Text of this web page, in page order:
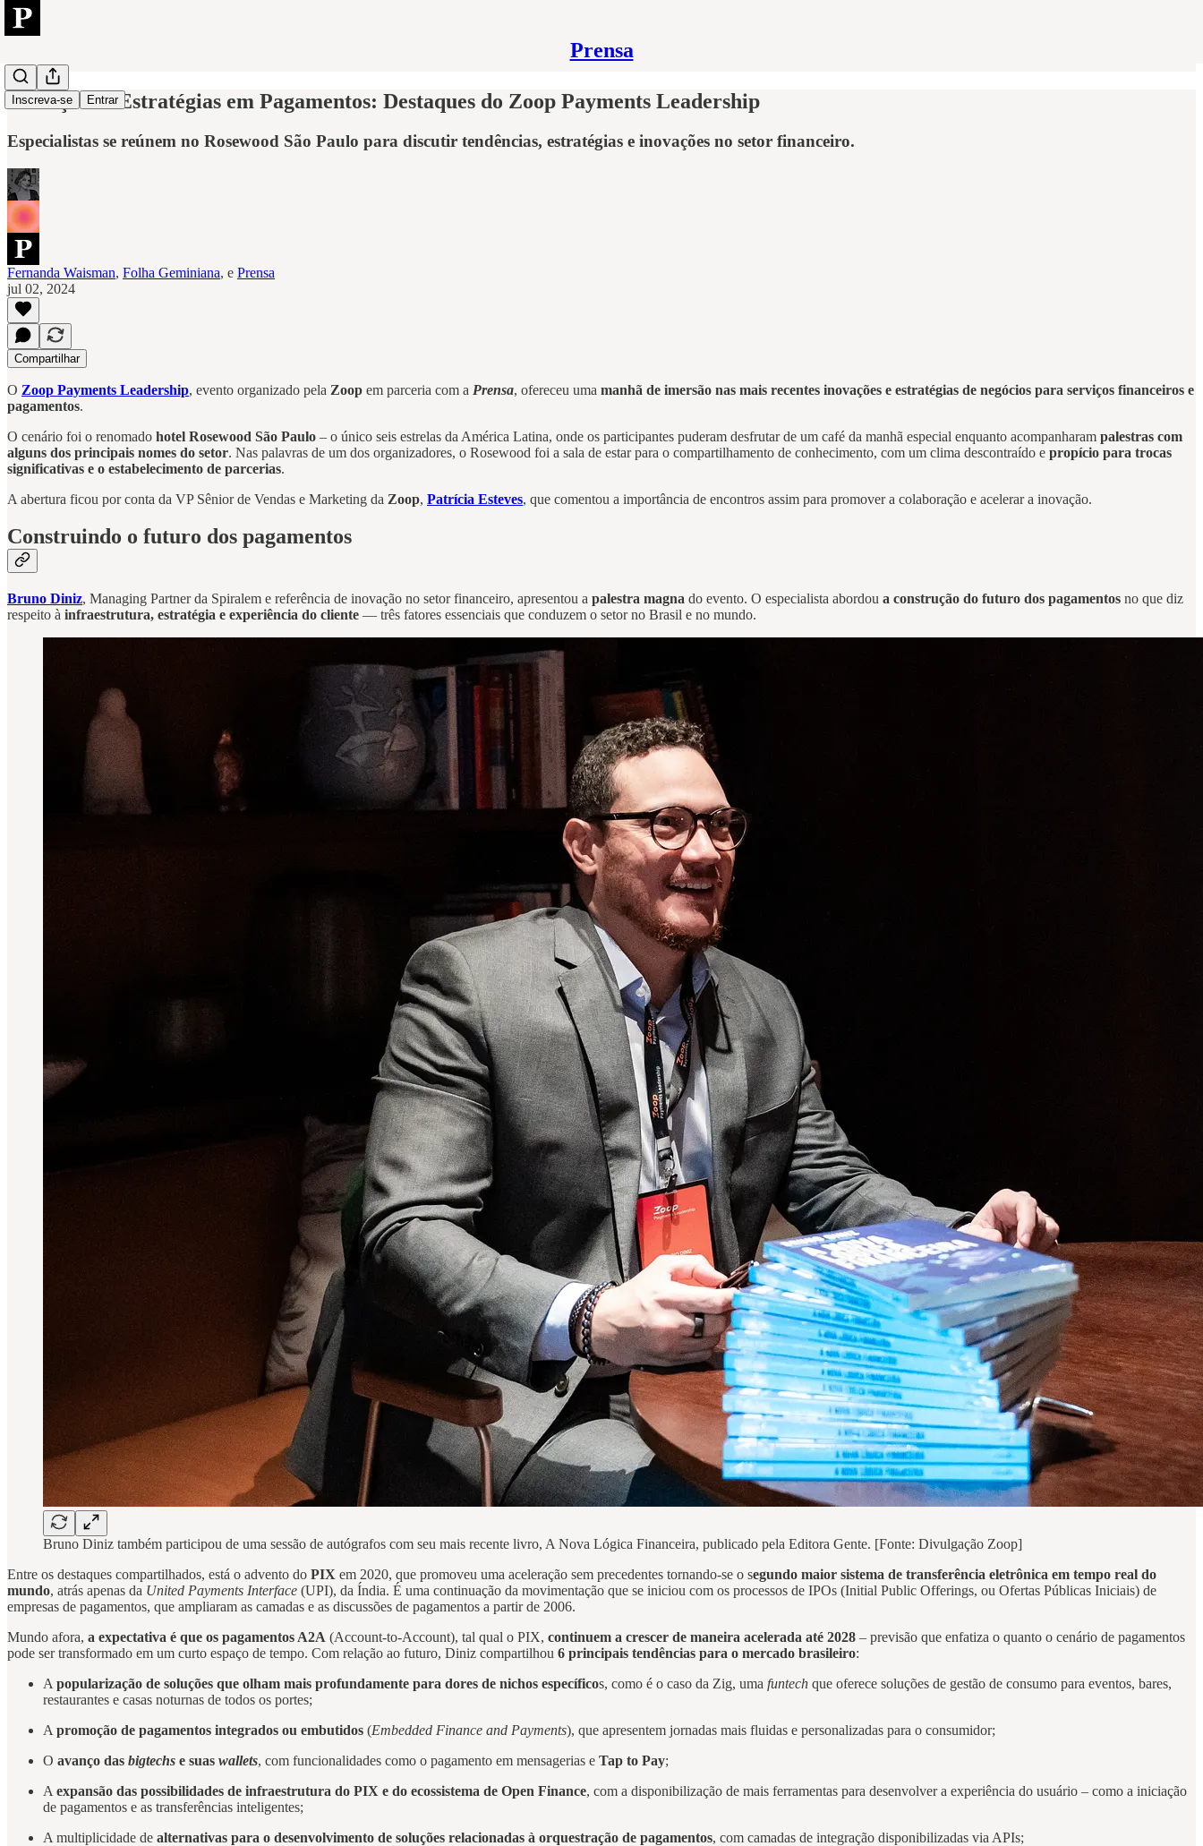
Prensa
Inscreva-se Entrar
Inovações e Estratégias em Pagamentos: Destaques do Zoop Payments Leadership
Especialistas se reúnem no Rosewood São Paulo para discutir tendências, estratégias e inovações no setor financeiro.
Fernanda Waisman, Folha Geminiana, e Prensa
jul 02, 2024
Compartilhar
O Zoop Payments Leadership, evento organizado pela Zoop em parceria com a Prensa, ofereceu uma manhã de imersão nas mais recentes inovações e estratégias de negócios para serviços financeiros e
pagamentos.
O cenário foi o renomado hotel Rosewood São Paulo – o único seis estrelas da América Latina, onde os participantes puderam desfrutar de um café da manhã especial enquanto acompanharam palestras com
alguns dos principais nomes do setor. Nas palavras de um dos organizadores, o Rosewood foi a sala de estar para o compartilhamento de conhecimento, com um clima descontraído e propício para trocas
significativas e o estabelecimento de parcerias.
A abertura ficou por conta da VP Sênior de Vendas e Marketing da Zoop, Patrícia Esteves, que comentou a importância de encontros assim para promover a colaboração e acelerar a inovação.
Construindo o futuro dos pagamentos
Bruno Diniz, Managing Partner da Spiralem e referência de inovação no setor financeiro, apresentou a palestra magna do evento. O especialista abordou a construção do futuro dos pagamentos no que diz
respeito à infraestrutura, estratégia e experiência do cliente — três fatores essenciais que conduzem o setor no Brasil e no mundo.
Bruno Diniz também participou de uma sessão de autógrafos com seu mais recente livro, A Nova Lógica Financeira, publicado pela Editora Gente. [Fonte: Divulgação Zoop]
Entre os destaques compartilhados, está o advento do PIX em 2020, que promoveu uma aceleração sem precedentes tornando-se o segundo maior sistema de transferência eletrônica em tempo real do
mundo, atrás apenas da United Payments Interface (UPI), da Índia. É uma continuação da movimentação que se iniciou com os processos de IPOs (Initial Public Offerings, ou Ofertas Públicas Iniciais) de
empresas de pagamentos, que ampliaram as camadas e as discussões de pagamentos a partir de 2006.
Mundo afora, a expectativa é que os pagamentos A2A (Account-to-Account), tal qual o PIX, continuem a crescer de maneira acelerada até 2028 – previsão que enfatiza o quanto o cenário de pagamentos
pode ser transformado em um curto espaço de tempo. Com relação ao futuro, Diniz compartilhou 6 principais tendências para o mercado brasileiro:
A popularização de soluções que olham mais profundamente para dores de nichos específicos, como é o caso da Zig, uma funtech que oferece soluções de gestão de consumo para eventos, bares,
restaurantes e casas noturnas de todos os portes;
A promoção de pagamentos integrados ou embutidos (Embedded Finance and Payments), que apresentem jornadas mais fluidas e personalizadas para o consumidor;
O avanço das bigtechs e suas wallets, com funcionalidades como o pagamento em mensagerias e Tap to Pay;
A expansão das possibilidades de infraestrutura do PIX e do ecossistema de Open Finance, com a disponibilização de mais ferramentas para desenvolver a experiência do usuário – como a iniciação
de pagamentos e as transferências inteligentes;
A multiplicidade de alternativas para o desenvolvimento de soluções relacionadas à orquestração de pagamentos, com camadas de integração disponibilizadas via APIs;